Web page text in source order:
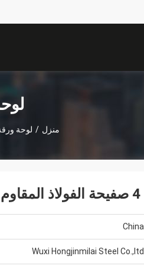
منزل / لوحة
China
Wuxi Hongjinmilai Steel Co.,ltd